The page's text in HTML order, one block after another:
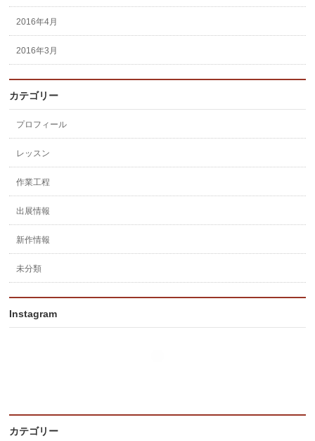
2016年4月
2016年3月
カテゴリー
プロフィール
レッスン
作業工程
出展情報
新作情報
未分類
Instagram
カテゴリー